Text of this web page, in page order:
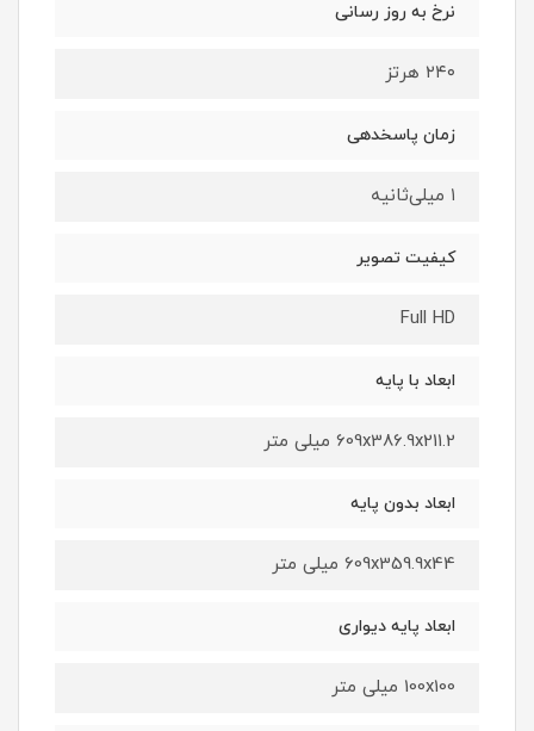
نرخ به روز رسانی
۲۴۰ هرتز
زمان پاسخدهی
۱ میلی‌ثانیه
کیفیت تصویر
Full HD
ابعاد با پایه
609x386.9x211.2 میلی متر
ابعاد بدون پایه
609x359.9x44 میلی متر
ابعاد پایه دیواری
100x100 میلی متر